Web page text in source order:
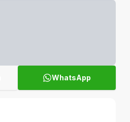
WhatsApp